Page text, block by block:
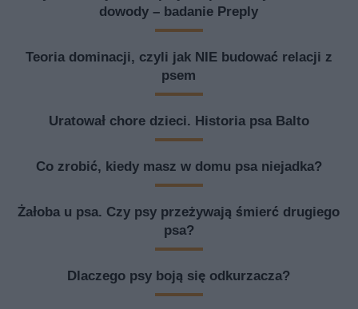
dowody – badanie Preply
Teoria dominacji, czyli jak NIE budować relacji z
psem
Uratował chore dzieci. Historia psa Balto
Co zrobić, kiedy masz w domu psa niejadka?
Żałoba u psa. Czy psy przeżywają śmierć drugiego
psa?
Dlaczego psy boją się odkurzacza?